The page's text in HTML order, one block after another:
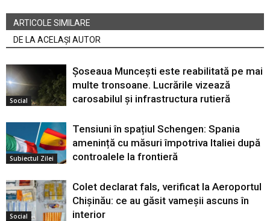
ARTICOLE SIMILARE
DE LA ACELAȘI AUTOR
Social
Șoseaua Muncești este reabilitată pe mai
multe tronsoane. Lucrările vizează
carosabilul și infrastructura rutieră
Subiectul Zilei
Tensiuni în spațiul Schengen: Spania
amenință cu măsuri împotriva Italiei după
controalele la frontieră
Social
Colet declarat fals, verificat la Aeroportul
Chișinău: ce au găsit vameșii ascuns în
interior